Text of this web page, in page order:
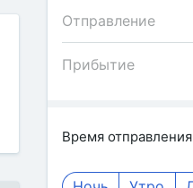
Время отправления